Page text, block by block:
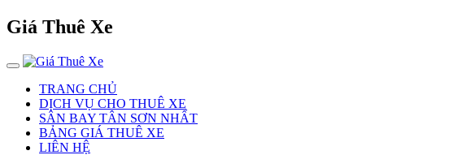
Giá Thuê Xe
TRANG CHỦ
DỊCH VỤ CHO THUÊ XE
SÂN BAY TÂN SƠN NHẤT
BẢNG GIÁ THUÊ XE
LIÊN HỆ